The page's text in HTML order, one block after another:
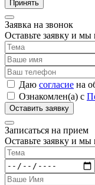
Принять
Заявка на звонок
Оставьте заявку и
Даю согласие на
Ознакомлен(а) с
Записаться на прием
Оставьте заявку и